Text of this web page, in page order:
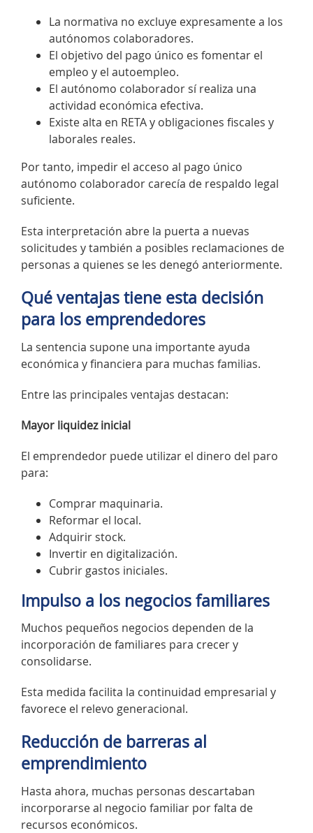
La normativa no excluye expresamente a los
autónomos colaboradores.
El objetivo del pago único es fomentar el
empleo y el autoempleo.
El autónomo colaborador sí realiza una
actividad económica efectiva.
Existe alta en RETA y obligaciones fiscales y
laborales reales.
Por tanto, impedir el acceso al pago único
autónomo colaborador carecía de respaldo legal
suficiente.
Esta interpretación abre la puerta a nuevas
solicitudes y también a posibles reclamaciones de
personas a quienes se les denegó anteriormente.
Qué ventajas tiene esta decisión
para los emprendedores
La sentencia supone una importante ayuda
económica y financiera para muchas familias.
Entre las principales ventajas destacan:
Mayor liquidez inicial
El emprendedor puede utilizar el dinero del paro
para:
Comprar maquinaria.
Reformar el local.
Adquirir stock.
Invertir en digitalización.
Cubrir gastos iniciales.
Impulso a los negocios familiares
Muchos pequeños negocios dependen de la
incorporación de familiares para crecer y
consolidarse.
Esta medida facilita la continuidad empresarial y
favorece el relevo generacional.
Reducción de barreras al
emprendimiento
Hasta ahora, muchas personas descartaban
incorporarse al negocio familiar por falta de
recursos económicos.